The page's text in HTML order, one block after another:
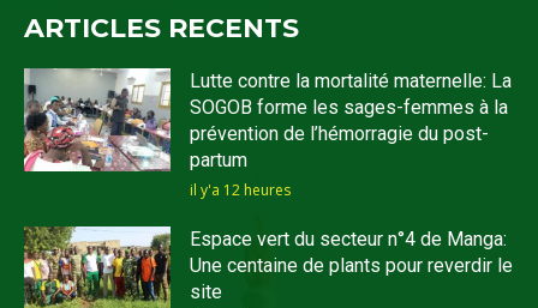
ARTICLES RECENTS
Lutte contre la mortalité maternelle: La
SOGOB forme les sages-femmes à la
prévention de l’hémorragie du post-
partum
il y'a 12 heures
Espace vert du secteur n°4 de Manga:
Une centaine de plants pour reverdir le
site